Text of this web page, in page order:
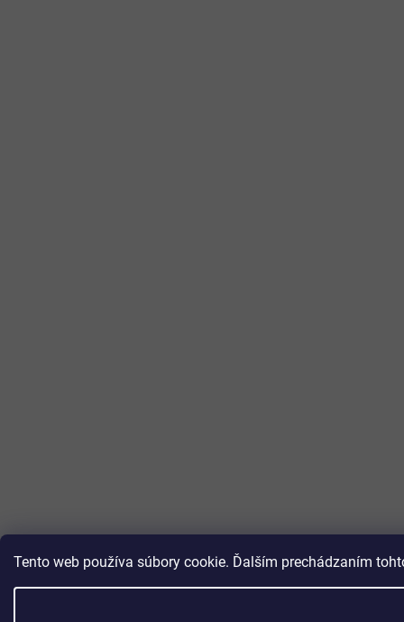
Tento web používa súbory cookie. Ďalším prechádzaním